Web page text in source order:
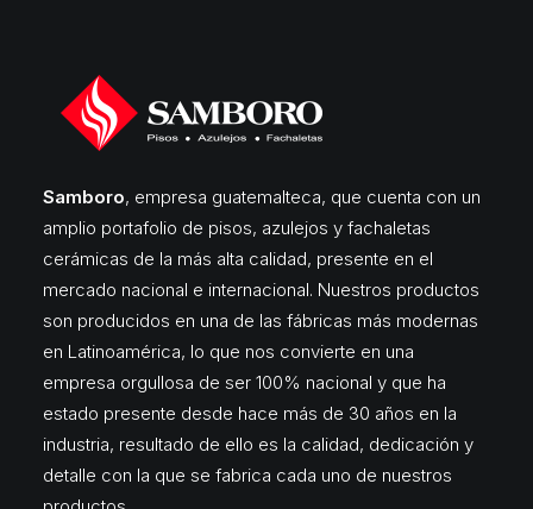
Samboro, empresa guatemalteca, que cuenta con un
amplio portafolio de pisos, azulejos y fachaletas
cerámicas de la más alta calidad, presente en el
mercado nacional e internacional. Nuestros productos
son producidos en una de las fábricas más modernas
en Latinoamérica, lo que nos convierte en una
empresa orgullosa de ser 100% nacional y que ha
estado presente desde hace más de 30 años en la
industria, resultado de ello es la calidad, dedicación y
detalle con la que se fabrica cada uno de nuestros